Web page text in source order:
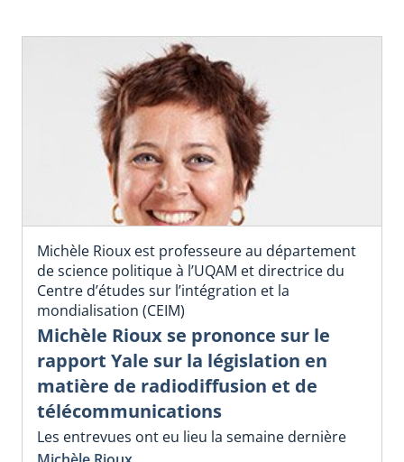
Michèle Rioux est professeure au département
de science politique à l’UQAM et directrice du
Centre d’études sur l’intégration et la
mondialisation (CEIM)
Michèle Rioux se prononce sur le
rapport Yale sur la législation en
matière de radiodiffusion et de
télécommunications
Les entrevues ont eu lieu la semaine dernière